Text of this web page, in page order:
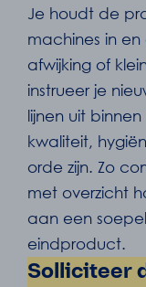
Je houdt de
machines in
afwijking of
instrueer je
lijnen uit
kwaliteit,
orde zijn. Zo
met overzicht
aan een
eindproduct.
Solliciteer